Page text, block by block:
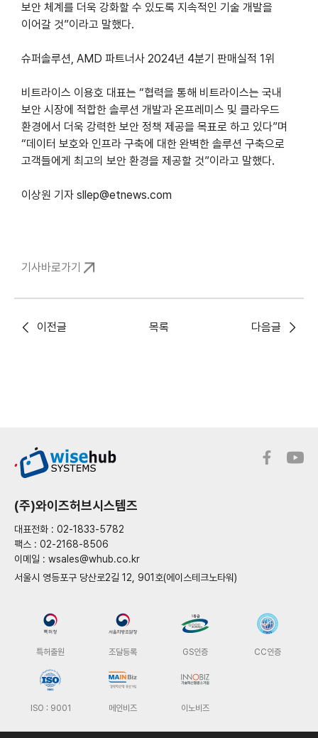
보안 체계를 더욱 강화할 수 있도록 지속적인 기술 개발을
이어갈 것”이라고 말했다.
슈퍼솔루션, AMD 파트너사 2024년 4분기 판매실적 1위
비트라이스 이용호 대표는 “협력을 통해 비트라이스는 국내
보안 시장에 적합한 솔루션 개발과 온프레미스 및 클라우드
환경에서 더욱 강력한 보안 정책 제공을 목표로 하고 있다”며
“데이터 보호와 인프라 구축에 대한 완벽한 솔루션 구축으로
고객들에게 최고의 보안 환경을 제공할 것”이라고 말했다.
이상원 기자 sllep@etnews.com
기사바로가기
이전글 목록 다음글
(주)와이즈허브시스템즈
대표전화 : 02-1833-5782
팩스 : 02-2168-8506
이메일 : wsales@whub.co.kr
서울시 영등포구 당산로2길 12, 901호(에이스테크노타워)
특허출원 조달등록 GS인증 CC인증
ISO : 9001 메인비즈 이노비즈